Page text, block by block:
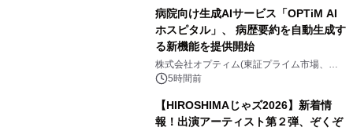
病院向け生成AIサービス「OPTiM AI
ホスピタル」、 病歴要約を自動生成す
る新機能を提供開始
株式会社オプティム(東証プライム市場、コ
ード：3694)
5時間前
【HIROSHIMAじゃズ2026】新着情
報！出演アーティスト第２弾、ぞくぞ